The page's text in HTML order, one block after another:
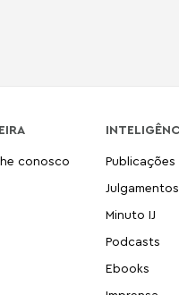
conosco
Publicações
Minuto IJ
Podcasts
Ebooks